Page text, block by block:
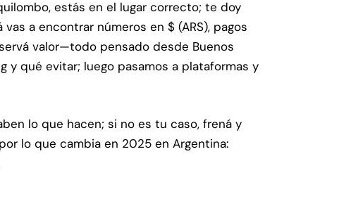
estás en el lugar correcto; te doy
a encontrar números en $ (ARS), pagos
valor—todo pensado desde Buenos
y qué evitar; luego pasamos a plataformas y
lo que hacen; si no es tu caso, frená y
lo que cambia en 2025 en Argentina: